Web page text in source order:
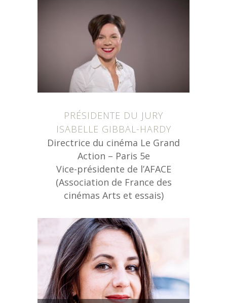
PRÉSIDENTE DU JURY
ISABELLE GIBBAL-HARDY
Directrice du cinéma Le Grand
Action – Paris 5e
Vice-présidente de l’AFACE
(Association de France des
cinémas Arts et essais)